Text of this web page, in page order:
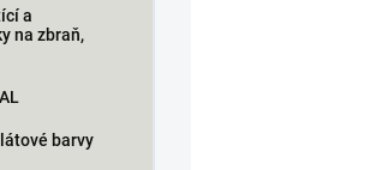
a
na zbraň,
barvy